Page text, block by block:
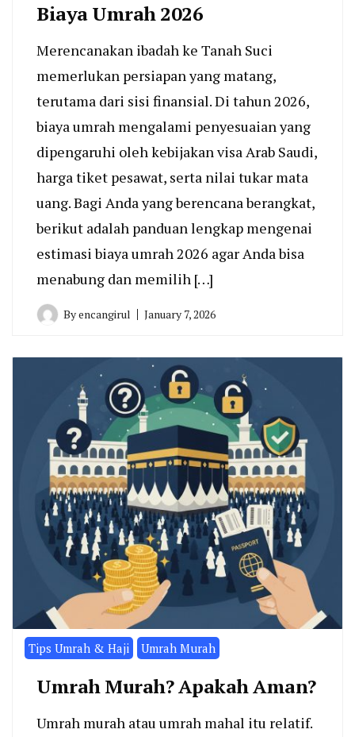
Biaya Umrah 2026
Merencanakan ibadah ke Tanah Suci
memerlukan persiapan yang matang,
terutama dari sisi finansial. Di tahun 2026,
biaya umrah mengalami penyesuaian yang
dipengaruhi oleh kebijakan visa Arab Saudi,
harga tiket pesawat, serta nilai tukar mata
uang. Bagi Anda yang berencana berangkat,
berikut adalah panduan lengkap mengenai
estimasi biaya umrah 2026 agar Anda bisa
menabung dan memilih […]
Byencangirul January 7, 2026
Tips Umrah & Haji Umrah Murah
Umrah Murah? Apakah Aman?
Umrah murah atau umrah mahal itu relatif.